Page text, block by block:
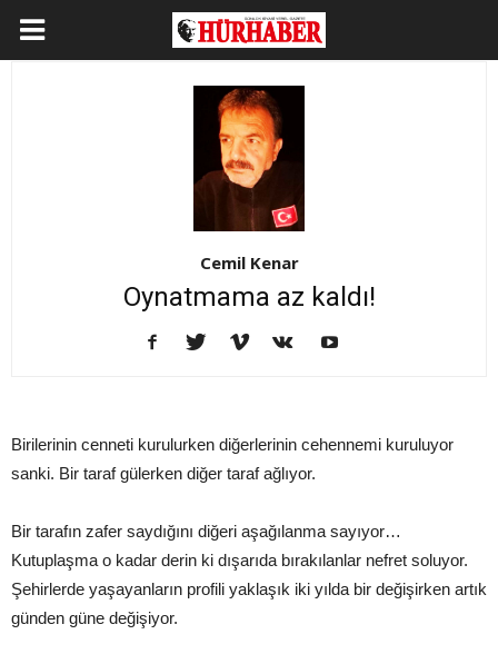
Cemil Kenar
Oynatmama az kaldı!
Birilerinin cenneti kurulurken diğerlerinin cehennemi kuruluyor
sanki. Bir taraf gülerken diğer taraf ağlıyor.
Bir tarafın zafer saydığını diğeri aşağılanma sayıyor…
Kutuplaşma o kadar derin ki dışarıda bırakılanlar nefret soluyor.
Şehirlerde yaşayanların profili yaklaşık iki yılda bir değişirken artık
günden güne değişiyor.